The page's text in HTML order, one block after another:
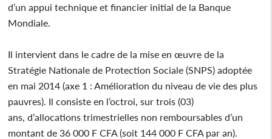
d’un appui technique et financier initial de la Banque
Mondiale.
Il intervient dans le cadre de la mise en œuvre de la
Stratégie Nationale de Protection Sociale (SNPS) adoptée
en mai 2014 (axe 1 : Amélioration du niveau de vie des plus
pauvres). Il consiste en l’octroi, sur trois (03)
ans, d’allocations trimestrielles non remboursables d’un
montant de 36 000 F CFA (soit 144 000 F CFA par an).